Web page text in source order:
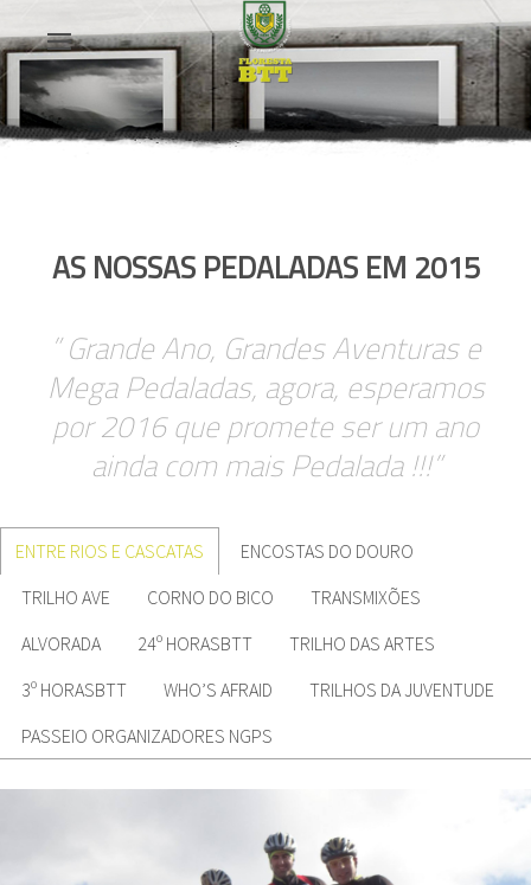
AS NOSSAS PEDALADAS EM 2015
” Grande Ano, Grandes Aventuras e
Mega Pedaladas, agora, esperamos
por 2016 que promete ser um ano
ainda com mais Pedalada !!!”
ENTRE RIOS E CASCATAS
ENCOSTAS DO DOURO
TRILHO AVE
CORNO DO BICO
TRANSMIXÕES
ALVORADA
24º HORASBTT
TRILHO DAS ARTES
3º HORASBTT
WHO’S AFRAID
TRILHOS DA JUVENTUDE
PASSEIO ORGANIZADORES NGPS